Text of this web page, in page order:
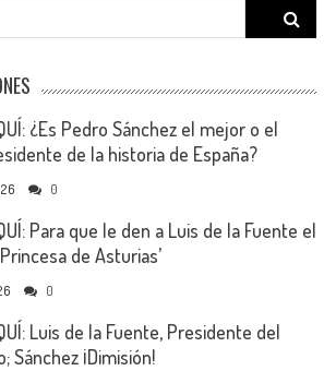
Search
for:
¿Es Pedro Sánchez el mejor o el
de la historia de España?
0
Para que le den a Luis de la Fuente el
de Asturias’
0
Luis de la Fuente, Presidente del
Sánchez ¡Dimisión!